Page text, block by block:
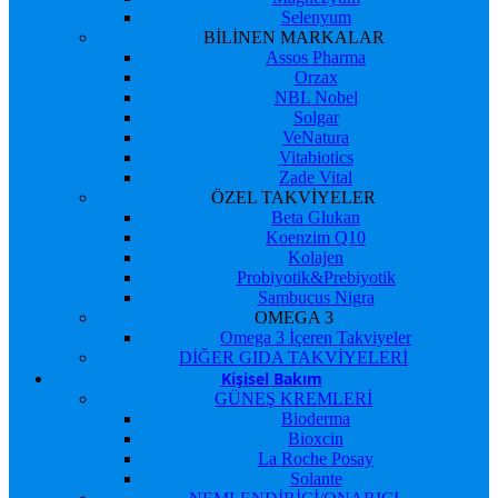
Selenyum
BİLİNEN MARKALAR
Assos Pharma
Orzax
NBL Nobel
Solgar
VeNatura
Vitabiotics
Zade Vital
ÖZEL TAKVİYELER
Beta Glukan
Koenzim Q10
Kolajen
Probiyotik&Prebiyotik
Sambucus Nigra
OMEGA 3
Omega 3 İçeren Takviyeler
DİĞER GIDA TAKVİYELERİ
Kişisel Bakım
GÜNEŞ KREMLERİ
Bioderma
Bioxcin
La Roche Posay
Solante